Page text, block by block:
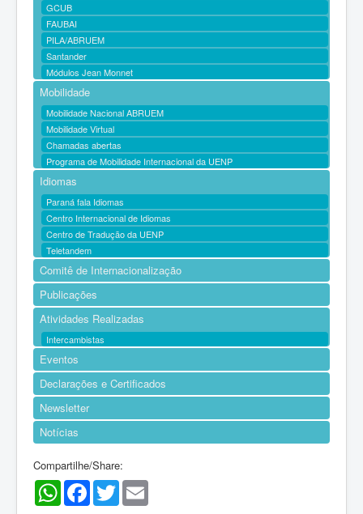
GCUB
FAUBAI
PILA/ABRUEM
Santander
Módulos Jean Monnet
Mobilidade
Mobilidade Nacional ABRUEM
Mobilidade Virtual
Chamadas abertas
Programa de Mobilidade Internacional da UENP
Idiomas
Paraná fala Idiomas
Centro Internacional de Idiomas
Centro de Tradução da UENP
Teletandem
Comitê de Internacionalização
Publicações
Atividades Realizadas
Intercambistas
Eventos
Declarações e Certificados
Newsletter
Notícias
Compartilhe/Share:
WhatsAppFacebookTwitter